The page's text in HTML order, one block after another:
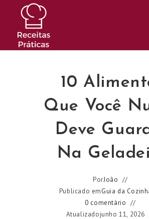
conteúdo
10
Que Você
Deve
Na
PorJoão
Publicado emGuia da
0 comentário
Atualizadojunho 11, 2026